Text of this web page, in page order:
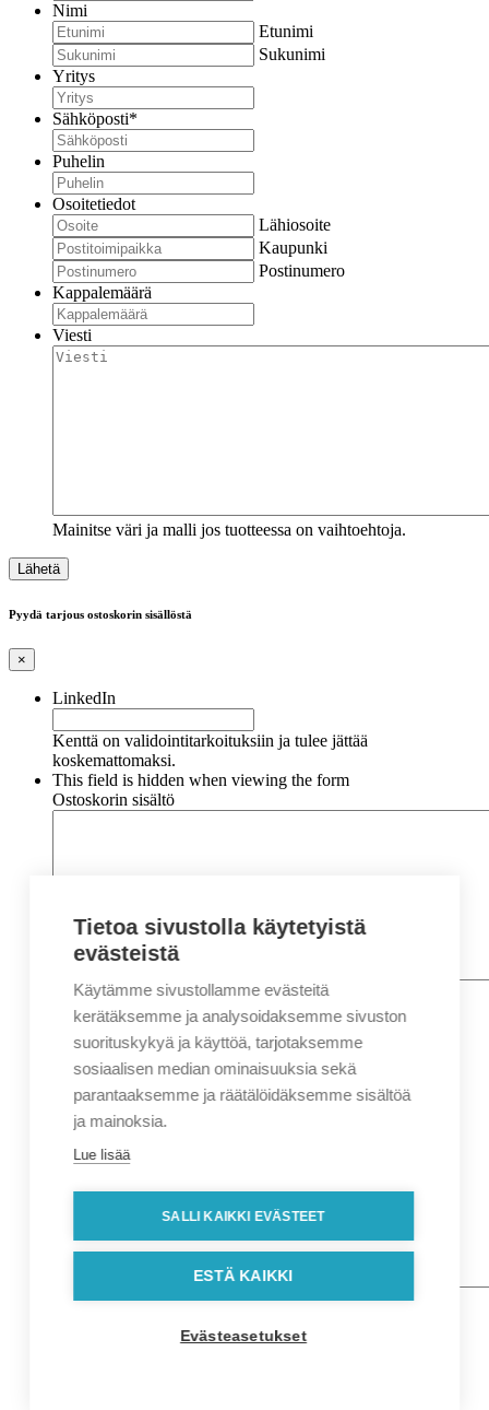
Nimi
Etunimi
Sukunimi
Yritys
Sähköposti*
Puhelin
Osoitetiedot
Lähiosoite
Kaupunki
Postinumero
Kappalemäärä
Viesti
Mainitse väri ja malli jos tuotteessa on vaihtoehtoja.
Pyydä tarjous ostoskorin sisällöstä
×
LinkedIn
Kenttä on validointitarkoituksiin ja tulee jättää
koskemattomaksi.
This field is hidden when viewing the form
Ostoskorin sisältö
Nimi*
Etunimi
Sukunimi
Sähköposti*
Puhelin*
Osoitetiedot
Lähiosoite
Postinumero
Tietoa sivustolla käytetyistä
evästeistä
Käytämme sivustollamme evästeitä
kerätäksemme ja analysoidaksemme sivuston
suorituskykyä ja käyttöä, tarjotaksemme
sosiaalisen median ominaisuuksia sekä
parantaaksemme ja räätälöidäksemme sisältöä
ja mainoksia.
Lue lisää
SALLI KAIKKI EVÄSTEET
ESTÄ KAIKKI
Evästeasetukset